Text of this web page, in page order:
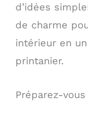
d’idées
de charme
intérieur en
printanier.
Préparez-